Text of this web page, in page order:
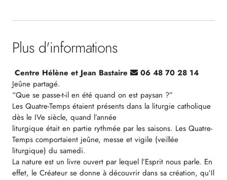
Plus d'informations
Centre Hélène et Jean Bastaire
06 48 70 28 14
Jeûne partagé.
“Que se passe-t-il en été quand on est paysan ?”
Les Quatre-Temps étaient présents dans la liturgie catholique
dès le IVe siècle, quand l’année
liturgique était en partie rythmée par les saisons. Les Quatre-
Temps comportaient jeûne, messe et vigile (veillée
liturgique) du samedi.
La nature est un livre ouvert par lequel l’Esprit nous parle. En
effet, le Créateur se donne à découvrir dans sa création, qu’Il